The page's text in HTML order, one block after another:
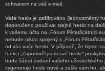
softwarem na váš e-mail.
Vaše heslo je zašifrováno (jednosměrný
doporučeno používat stejné heslo na
k vašemu účtu na „Fórum
nebude nikdo spojený s „Fórum
od vás vaše heslo. V případě, že byste
funkci „Zapomněl jsem své heslo“
bude žádat zadaní vašeho
vygeneruje heslo nové a zašle vám ho,